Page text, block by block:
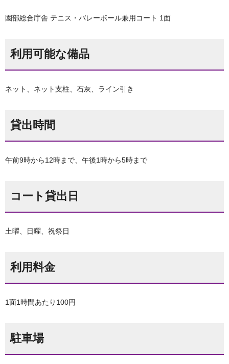
園部総合庁舎 テニス・バレーボール兼用コート 1面
利用可能な備品
ネット、ネット支柱、石灰、ライン引き
貸出時間
午前9時から12時まで、午後1時から5時まで
コート貸出日
土曜、日曜、祝祭日
利用料金
1面1時間あたり100円
駐車場